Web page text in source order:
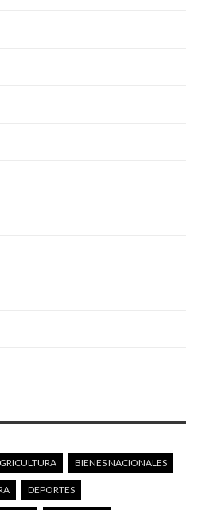
BIENES NACIONALES
DEPORTES